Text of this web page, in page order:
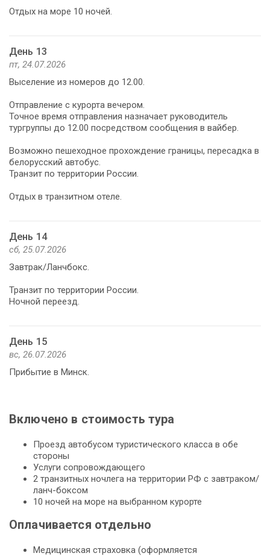
Отдых на море 10 ночей.
День 13
пт, 24.07.2026
Выселение из номеров до 12.00.
Отправление с курорта вечером.
Точное время отправления назначает руководитель
тургруппы до 12.00 посредством сообщения в вайбер.
Возможно пешеходное прохождение границы, пересадка в
белорусский автобус.
Транзит по территории России.
Отдых в транзитном отеле.
День 14
сб, 25.07.2026
Завтрак/Ланчбокс.
Транзит по территории России.
Ночной переезд.
День 15
вс, 26.07.2026
Прибытие в Минск.
Включено в стоимость тура
Проезд автобусом туристического класса в обе
стороны
Услуги сопровождающего
2 транзитных ночлега на территории РФ с завтраком/
ланч-боксом
10 ночей на море на выбранном курорте
Оплачивается отдельно
Медицинская страховка (оформляется